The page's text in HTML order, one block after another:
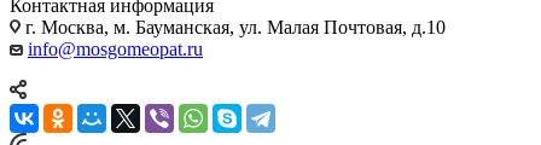
Контактная информация
г. Москва, м. Бауманская, ул. Малая Почтовая, д.10
info@mosgomeopat.ru